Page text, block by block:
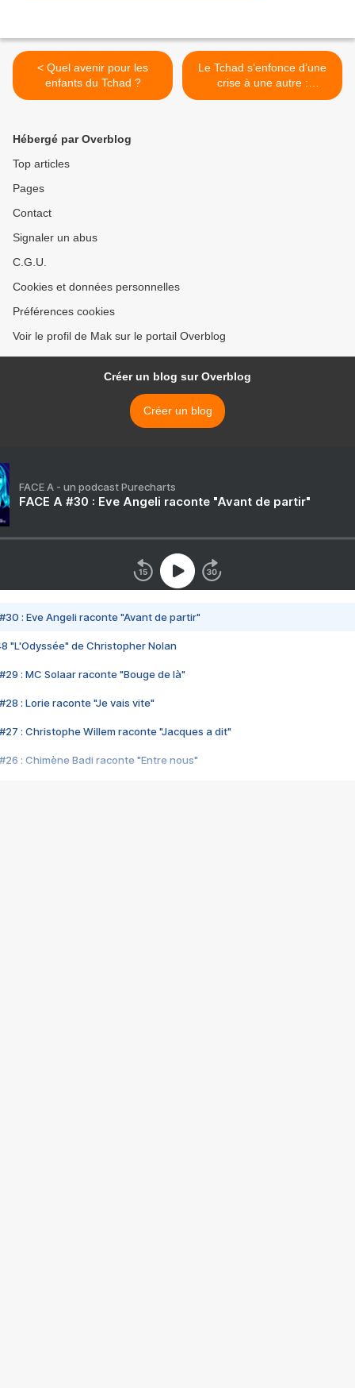
< Quel avenir pour les
enfants du Tchad ?
Le Tchad s’enfonce d’une
crise à une autre :
Abderahaman Djasnabaile
Hébergé par Overblog
Top articles
Pages
Contact
Signaler un abus
C.G.U.
Cookies et données personnelles
Préférences cookies
Voir le profil de Mak sur le portail Overblog
Créer un blog sur Overblog
Créer un blog
FACE A - un podcast Purecharts
FACE A #30 : Eve Angeli raconte "Avant de partir"
#30 : Eve Angeli raconte "Avant de partir"
"L'Odyssée" de Christopher Nolan
#29 : MC Solaar raconte "Bouge de là"
#28 : Lorie raconte "Je vais vite"
#27 : Christophe Willem raconte "Jacques a dit"
#26 : Chimène Badi raconte "Entre nous"